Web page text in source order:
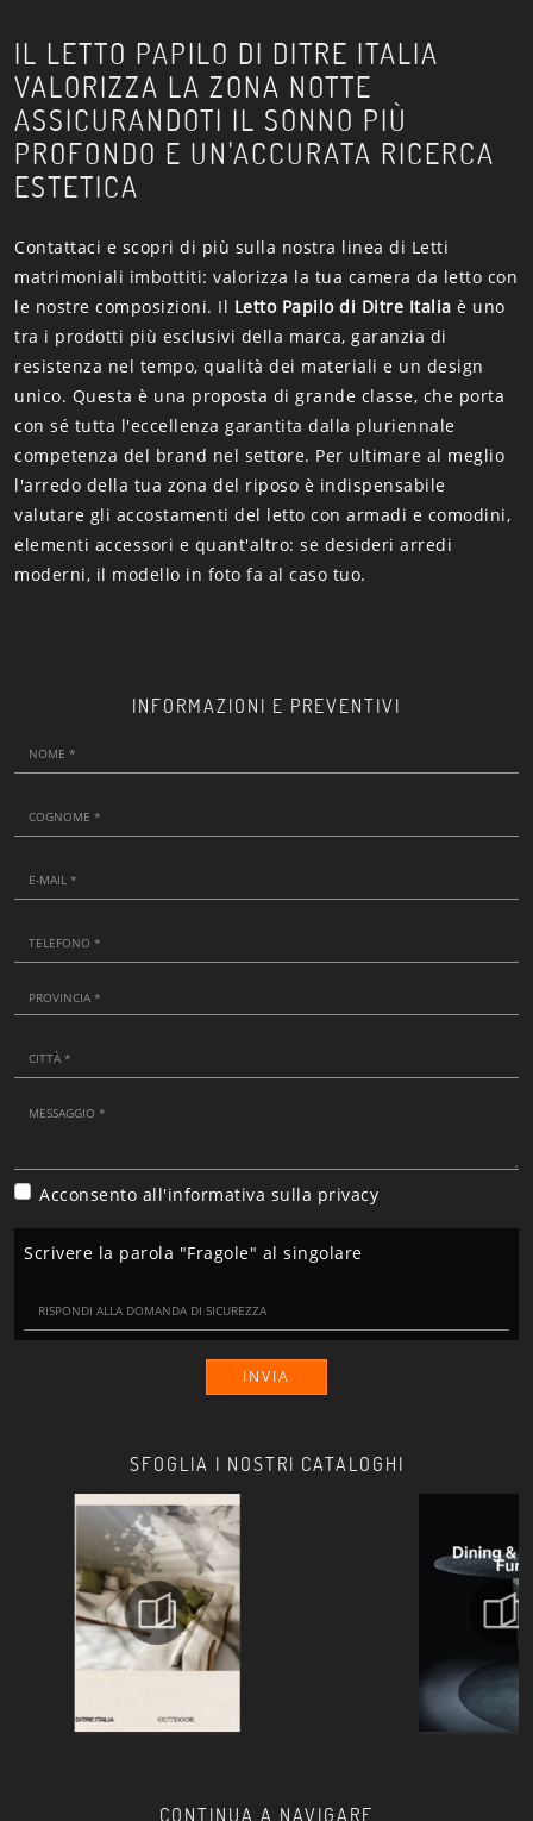
IL LETTO PAPILO DI DITRE ITALIA
VALORIZZA LA ZONA NOTTE
ASSICURANDOTI IL SONNO PIÙ
PROFONDO E UN'ACCURATA RICERCA
ESTETICA
Contattaci e scopri di più sulla nostra linea di Letti
matrimoniali imbottiti: valorizza la tua camera da letto con
le nostre composizioni. Il Letto Papilo di Ditre Italia è uno
tra i prodotti più esclusivi della marca, garanzia di
resistenza nel tempo, qualità dei materiali e un design
unico. Questa è una proposta di grande classe, che porta
con sé tutta l'eccellenza garantita dalla pluriennale
competenza del brand nel settore. Per ultimare al meglio
l'arredo della tua zona del riposo è indispensabile
valutare gli accostamenti del letto con armadi e comodini,
elementi accessori e quant'altro: se desideri arredi
moderni, il modello in foto fa al caso tuo.
SFOGLIA I NOSTRI CATALOGHI
CONTINUA A NAVIGARE
INFORMAZIONI E PREVENTIVI
Acconsento all'informativa sulla privacy
Scrivere la parola "Fragole" al singolare
INVIA